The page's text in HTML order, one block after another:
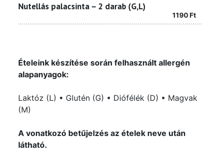
Nutellás palacsinta – 2 darab (G,L)
1190Ft
Ételeink készítése során felhasznált allergén
alapanyagok:
Laktóz (L) • Glutén (G) • Diófélék (D) • Magvak
(M)
A vonatkozó betűjelzés az ételek neve után
látható.